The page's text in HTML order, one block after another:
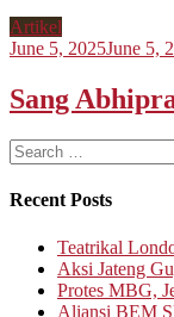
Artikel
June 5, 2025June 5,
Sang
Search
for:
Recent Posts
Teatrikal
Aksi Jateng
Protes MBG,
Aliansi BEM